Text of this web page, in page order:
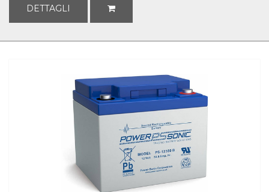
DETTAGLI